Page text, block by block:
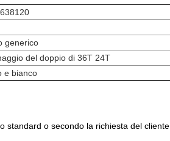
generico
del doppio di 36T 24T
e bianco
standard o secondo la richiesta del cliente.